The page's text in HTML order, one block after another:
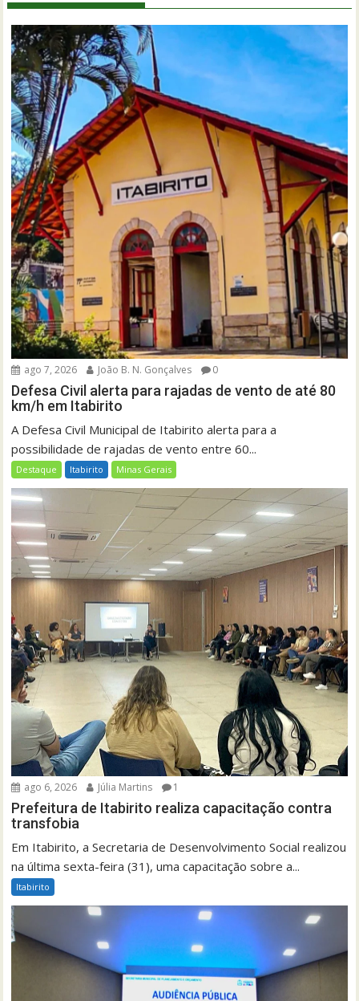
ago 7, 2026 João B. N. Gonçalves 0
Defesa Civil alerta para rajadas de vento de até 80
km/h em Itabirito
A Defesa Civil Municipal de Itabirito alerta para a
possibilidade de rajadas de vento entre 60...
Destaque Itabirito Minas Gerais
ago 6, 2026 Júlia Martins 1
Prefeitura de Itabirito realiza capacitação contra
transfobia
Em Itabirito, a Secretaria de Desenvolvimento Social realizou
na última sexta-feira (31), uma capacitação sobre a...
Itabirito